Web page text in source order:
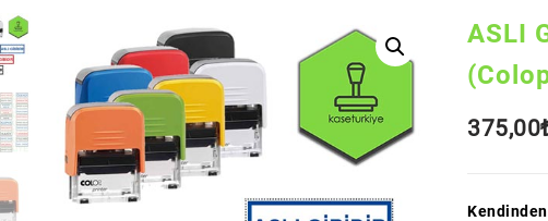
ASLI
375,00